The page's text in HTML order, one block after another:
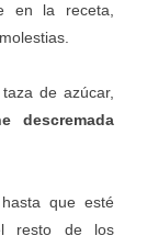
en la receta,
de azúcar,
descremada
que esté
resto de los